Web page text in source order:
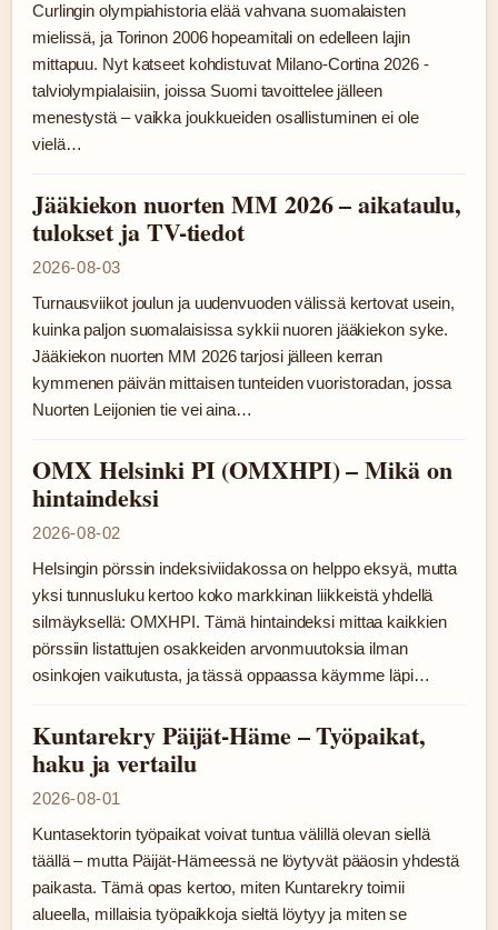
Curlingin olympiahistoria elää vahvana suomalaisten
mielissä, ja Torinon 2006 hopeamitali on edelleen lajin
mittapuu. Nyt katseet kohdistuvat Milano-Cortina 2026 -
talviolympialaisiin, joissa Suomi tavoittelee jälleen
menestystä – vaikka joukkueiden osallistuminen ei ole
vielä…
Jääkiekon nuorten MM 2026 – aikataulu,
tulokset ja TV-tiedot
2026-08-03
Turnausviikot joulun ja uudenvuoden välissä kertovat usein,
kuinka paljon suomalaisissa sykkii nuoren jääkiekon syke.
Jääkiekon nuorten MM 2026 tarjosi jälleen kerran
kymmenen päivän mittaisen tunteiden vuoristoradan, jossa
Nuorten Leijonien tie vei aina…
OMX Helsinki PI (OMXHPI) – Mikä on
hintaindeksi
2026-08-02
Helsingin pörssin indeksiviidakossa on helppo eksyä, mutta
yksi tunnusluku kertoo koko markkinan liikkeistä yhdellä
silmäyksellä: OMXHPI. Tämä hintaindeksi mittaa kaikkien
pörssiin listattujen osakkeiden arvonmuutoksia ilman
osinkojen vaikutusta, ja tässä oppaassa käymme läpi…
Kuntarekry Päijät-Häme – Työpaikat,
haku ja vertailu
2026-08-01
Kuntasektorin työpaikat voivat tuntua välillä olevan siellä
täällä – mutta Päijät-Hämeessä ne löytyvät pääosin yhdestä
paikasta. Tämä opas kertoo, miten Kuntarekry toimii
alueella, millaisia työpaikkoja sieltä löytyy ja miten se